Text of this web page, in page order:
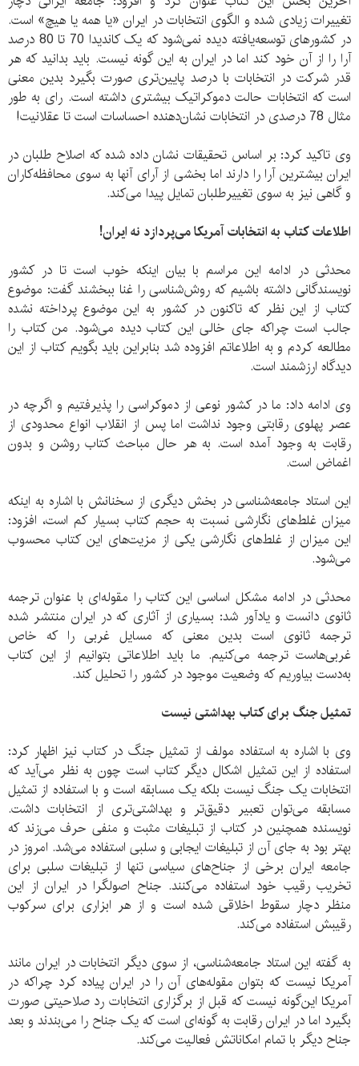
تغییرات زیادی شده و الگوی انتخابات در ایران «یا همه یا هیچ» است.
در کشورهای توسعه‌یافته دیده نمی‌شود که یک کاندیدا 70 تا 80 درصد
آرا را از آن خود کند اما در ایران به این گونه نیست. باید بدانید که هر
قدر شرکت در انتخابات با درصد پایین‌تری صورت بگیرد بدین معنی
است که انتخابات حالت دموکراتیک بیشتری داشته است. رای به طور
مثال 78 درصدی در انتخابات نشان‌دهنده احساسات است تا عقلانیت!
وی تاکید کرد: بر اساس تحقیقات نشان داده شده که اصلاح طلبان در
ایران بیشترین آرا را دارند اما بخشی از آرای آنها به سوی محافظه‌کاران
و گاهی نیز به سوی تغییرطلبان تمایل پیدا می‌کند.
اطلاعات کتاب به انتخابات آمریکا می‌پردازد نه ایران!
محدثی در ادامه این مراسم با بیان اینکه خوب است تا در کشور
نویسندگانی داشته باشیم که روش‌شناسی را غنا ببخشند گفت: موضوع
کتاب از این نظر که تاکنون در کشور به این موضوع پرداخته نشده
جالب است چراکه جای خالی این کتاب دیده می‌شود. من کتاب را
مطالعه کردم و به اطلاعاتم افزوده شد بنابراین باید بگویم کتاب از این
دیدگاه ارزشمند است.
وی ادامه داد: ما در کشور نوعی از دموکراسی را پذیرفتیم و اگرچه در
عصر پهلوی رقابتی وجود نداشت اما پس از انقلاب انواع محدودی از
رقابت به وجود آمده است. به هر حال مباحث کتاب روشن و بدون
اغماض است.
این استاد جامعه‌شناسی در بخش دیگری از سخنانش با اشاره به اینکه
میزان غلط‌های نگارشی نسبت به حجم کتاب بسیار کم است، افزود:
این میزان از غلط‌های نگارشی یکی از مزیت‌های این کتاب محسوب
می‌شود.
محدثی در ادامه مشکل اساسی این کتاب را مقوله‌ای با عنوان ترجمه
ثانوی دانست و یادآور شد: بسیاری از آثاری که در ایران منتشر شده
ترجمه ثانوی است بدین معنی که مسایل غربی را که خاص
غربی‌هاست ترجمه می‌کنیم. ما باید اطلاعاتی بتوانیم از این کتاب
به‌دست بیاوریم که وضعیت موجود در کشور را تحلیل کند.
تمثیل جنگ برای کتاب بهداشتی نیست
وی با اشاره به استفاده مولف از تمثیل جنگ در کتاب نیز اظهار کرد:
استفاده از این تمثیل اشکال دیگر کتاب است چون به نظر می‌آید که
انتخابات یک جنگ نیست بلکه یک مسابقه است و با استفاده از تمثیل
مسابقه می‌توان تعبیر دقیق‌تر و بهداشتی‌تری از انتخابات داشت.
نویسنده همچنین در کتاب از تبلیغات مثبت و منفی حرف می‌زند که
بهتر بود به جای آن از تبلیغات ایجابی و سلبی استفاده می‌شد. امروز در
جامعه ایران برخی از جناح‌های سیاسی تنها از تبلیغات سلبی برای
تخریب رقیب خود استفاده می‌کنند. جناح اصولگرا در ایران از این
منظر دچار سقوط اخلاقی شده است و از هر ابزاری برای سرکوب
رقیبش استفاده می‌کند.
به گفته این استاد جامعه‌شناسی، از سوی دیگر انتخابات در ایران مانند
آمریکا نیست که بتوان مقوله‌های آن را در ایران پیاده کرد چراکه در
آمریکا این‌گونه نیست که قبل از برگزاری انتخابات رد صلاحیتی صورت
بگیرد اما در ایران رقابت به گونه‌ای است که یک جناح را می‌بندند و بعد
جناح دیگر با تمام امکاناتش فعالیت می‌کند.